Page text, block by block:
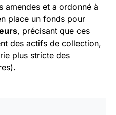
amendes et a ordonné à
place un fonds pour
, précisant que ces
des actifs de collection,
plus stricte des